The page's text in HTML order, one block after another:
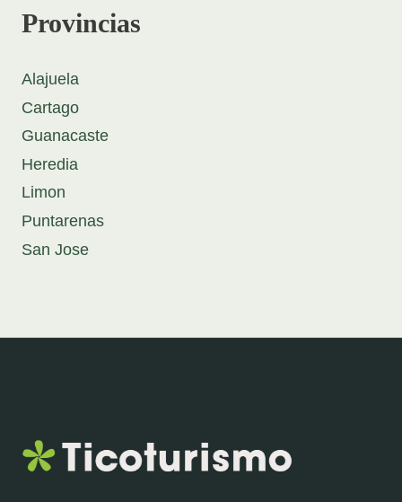
Provincias
Alajuela
Cartago
Guanacaste
Heredia
Limon
Puntarenas
San Jose